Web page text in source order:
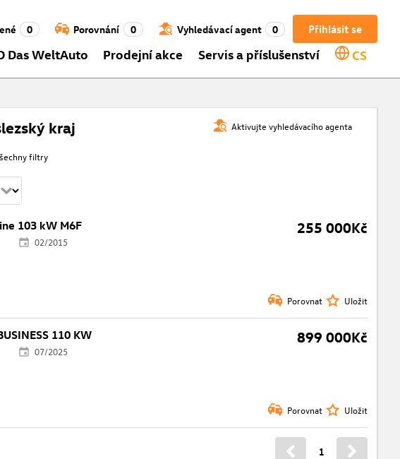
Přihlásit se
0 Porovnání 0 Vyhledávací agent 0
Das WeltAuto Prodejní akce Servis a příslušenství CS
Aktivujte vyhledávacího agenta
kraj
filtry
103 kW M6F 255 000Kč
02/2015
Porovnat Uložit
110 KW 899 000Kč
07/2025
Porovnat Uložit
1